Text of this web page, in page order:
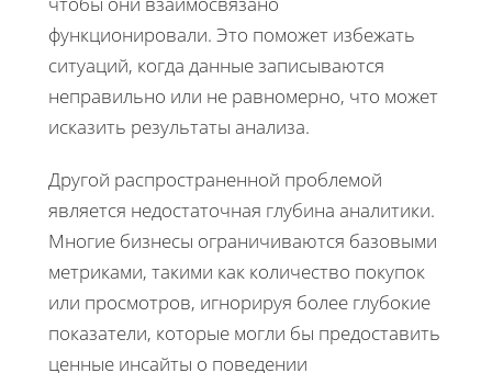
функционировали. Это поможет избежать
ситуаций, когда данные записываются
неправильно или не равномерно, что может
исказить результаты анализа.
Другой распространенной проблемой
является недостаточная глубина аналитики.
Многие бизнесы ограничиваются базовыми
метриками, такими как количество покупок
или просмотров, игнорируя более глубокие
показатели, которые могли бы предоставить
ценные инсайты о поведении